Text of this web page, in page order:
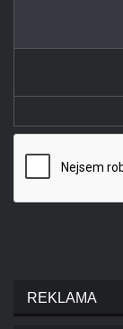
-
REKLAMA